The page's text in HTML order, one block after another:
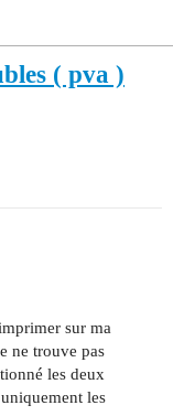
( pva )
sur ma
ne trouve pas
les deux
les